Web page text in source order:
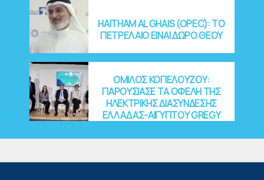
HAITHAM AL GHAIS (OPEC): ΤΟ
ΠΕΤΡΕΛΑΙΟ ΕΙΝΑΙ ΔΩΡΟ ΘΕΟΥ
ΟΜΙΛΟΣ ΚΟΠΕΛΟΥΖΟΥ:
ΠΑΡΟΥΣΙΑΣΕ ΤΑ ΟΦΕΛΗ ΤΗΣ
ΗΛΕΚΤΡΙΚΗΣ ΔΙΑΣΥΝΔΕΣΗΣ
ΕΛΛΑΔΑΣ-ΑΙΓΥΠΤΟΥ GREGY